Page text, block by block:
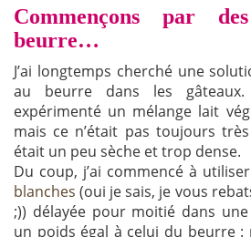
Commençons par
beurre…
J’ai longtemps cherché une
au beurre dans les gâteaux.
expérimenté un mélange lait
mais ce n’était pas toujours
était un peu sèche et trop dense.
Du coup, j’ai commencé à
blanches (oui je sais, je vous
;)) délayée pour moitié dans
un poids égal à celui du beurre :